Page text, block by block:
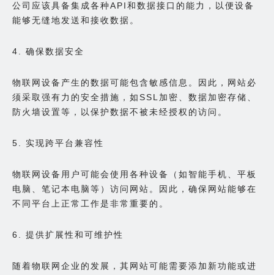
公司应该具备集成各种API和数据接口的能力，以便设备
能够无缝地发送和接收数据。
4. 确保数据安全
物联网设备产生的数据可能包含敏感信息。因此，网站必
须采取强有力的安全措施，如SSL加密、数据加密存储、
防火墙设置等，以保护数据不被未经授权的访问。
5. 实现跨平台兼容性
物联网设备用户可能会使用各种设备（如智能手机、平板
电脑、笔记本电脑等）访问网站。因此，确保网站能够在
不同平台上正常工作是非常重要的。
6. 提供扩展性和可维护性
随着物联网企业的发展，其网站可能需要添加新功能或进